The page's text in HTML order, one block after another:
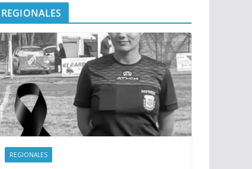
REGIONALES
REGIONALES